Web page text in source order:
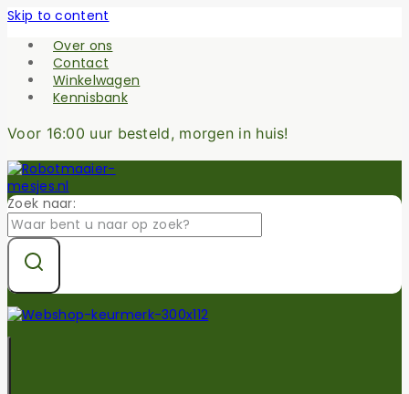
Skip to content
Over ons
Contact
Winkelwagen
Kennisbank
Voor 16:00 uur besteld, morgen in huis!
Zoek naar: